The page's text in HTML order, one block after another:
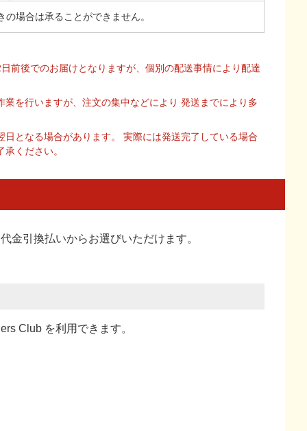
場合は承ることができません。
前後でのお届けとなりますが、個別の配送事情により配達
を行いますが、注文の集中などにより 発送までにより多
となる場合があります。 実際には発送完了している場合
ください。
金引換払いからお選びいただけます。
Club を利用できます。